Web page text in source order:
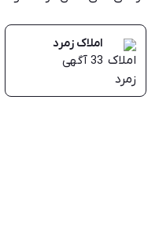
املاک زمرد
33 آگهی